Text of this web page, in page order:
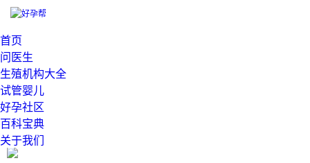
首页
问医生
生殖机构大全
试管婴儿
好孕社区
百科宝典
关于我们
当前位置：
云南省曲靖市做试管好的医院哪家靠谱？这些医院值得关注
发布：2026-06-04 12:34:26
想要通过试管技术迎来宝宝的家庭，肯定都在纠结曲靖做试管好的
医院哪家靠谱。毕竟选对医院，离成功怀上宝宝就更近一步。今天就
给大家梳理曲靖当地靠谱的试管医院，还有实用的选院参考要点。